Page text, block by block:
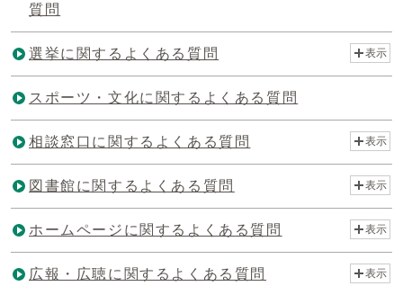
質問
選挙に関するよくある質問 表示
スポーツ・文化に関するよくある質問
相談窓口に関するよくある質問 表示
図書館に関するよくある質問 表示
ホームページに関するよくある質問 表示
広報・広聴に関するよくある質問 表示